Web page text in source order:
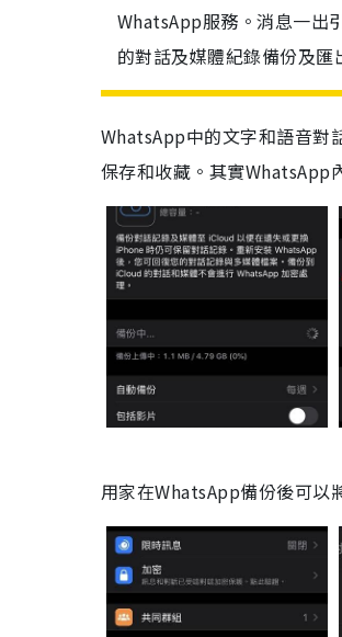
WhatsApp服務。消息一出
的對話及媒體紀錄備份及
WhatsApp中的文字和語音對
保存和收藏。其實WhatsApp
用家在WhatsApp備份後可以